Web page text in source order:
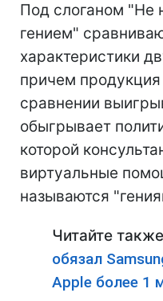
Под слоганом "Не
гением"
характеристики
причем
сравнении
обыгрывает
которой
виртуальные
называются
Читайте
обязал
Apple более 1